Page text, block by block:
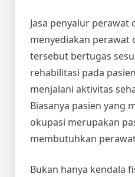
Jasa penyalur perawat
menyediakan perawat
tersebut bertugas
rehabilitasi pada
menjalani aktivitas
Biasanya pasien yang
okupasi merupakan
membutuhkan
Bukan hanya kendala